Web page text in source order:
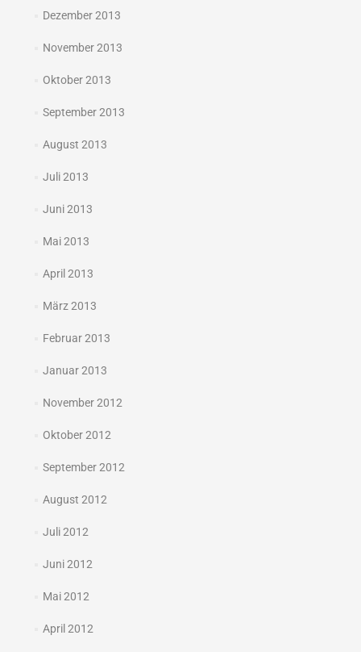
Dezember 2013
November 2013
Oktober 2013
September 2013
August 2013
Juli 2013
Juni 2013
Mai 2013
April 2013
März 2013
Februar 2013
Januar 2013
November 2012
Oktober 2012
September 2012
August 2012
Juli 2012
Juni 2012
Mai 2012
April 2012